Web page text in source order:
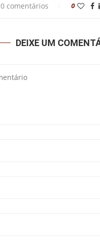
0 comentários 0
DEIXE UM